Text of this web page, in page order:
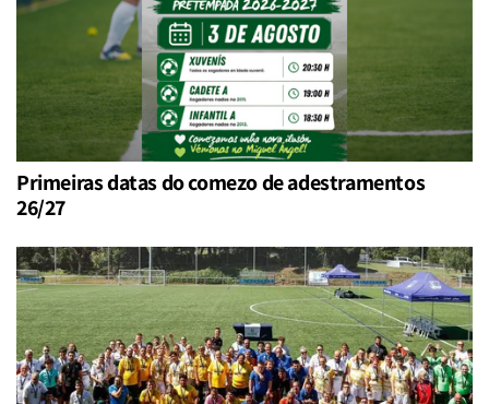
Primeiras datas do comezo de adestramentos
26/27